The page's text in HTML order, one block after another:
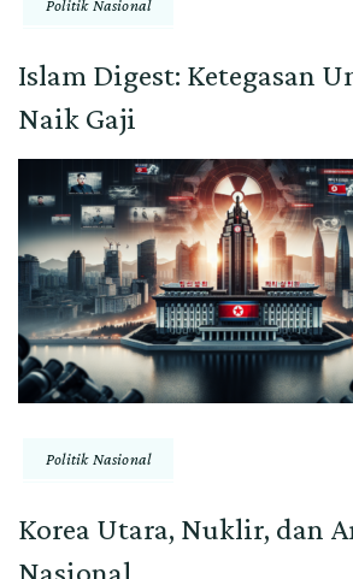
Politik Nasional
Islam Digest: Ketegasan
Naik Gaji
Politik Nasional
Korea Utara, Nuklir, dan
Nasional